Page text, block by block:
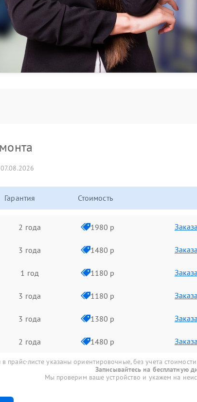
Гарантия Стоимость
2 года 1980 р
3 года 1480 р
1 год 1180 р
3 года 1180 р
3 года 1380 р
2 года 1480 р
прайс-листе указаны ориентировочные, без учета стоимости
Записывайтесь на бесплатную
Мы проверим ваше устройство и укажем на